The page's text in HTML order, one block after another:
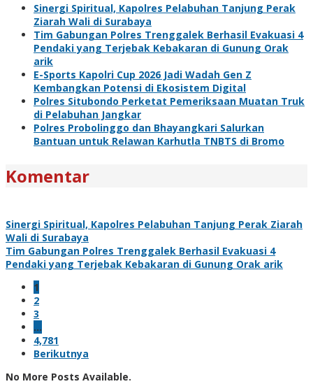
Sinergi Spiritual, Kapolres Pelabuhan Tanjung Perak
Ziarah Wali di Surabaya
Tim Gabungan Polres Trenggalek Berhasil Evakuasi 4
Pendaki yang Terjebak Kebakaran di Gunung Orak
arik
E-Sports Kapolri Cup 2026 Jadi Wadah Gen Z
Kembangkan Potensi di Ekosistem Digital
Polres Situbondo Perketat Pemeriksaan Muatan Truk
di Pelabuhan Jangkar
Polres Probolinggo dan Bhayangkari Salurkan
Bantuan untuk Relawan Karhutla TNBTS di Bromo
Komentar
Sinergi Spiritual, Kapolres Pelabuhan Tanjung Perak Ziarah
Wali di Surabaya
Tim Gabungan Polres Trenggalek Berhasil Evakuasi 4
Pendaki yang Terjebak Kebakaran di Gunung Orak arik
1
2
3
…
4,781
Berikutnya
No More Posts Available.